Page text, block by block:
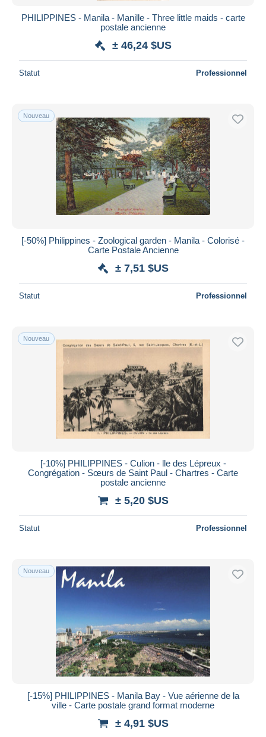
iDeal
Appliquer
PHILIPPINES - Manila - Manille - Three little maids - carte
postale ancienne
± 46,24 $US
Statut Professionnel
Nouveau
[-50%] Philippines - Zoological garden - Manila - Colorisé -
Carte Postale Ancienne
± 7,51 $US
Statut Professionnel
Nouveau
[-10%] PHILIPPINES - Culion - lle des Lépreux -
Congrégation - Sœurs de Saint Paul - Chartres - Carte
postale ancienne
± 5,20 $US
Statut Professionnel
Nouveau
[-15%] PHILIPPINES - Manila Bay - Vue aérienne de la
ville - Carte postale grand format moderne
± 4,91 $US